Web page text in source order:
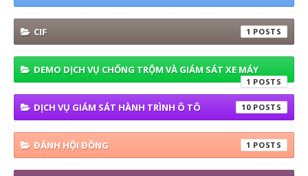
CIF 1
DEMO DỊCH VỤ CHỐNG TRỘM VÀ GIÁM SÁT XE MÁY
1
DỊCH VỤ GIÁM SÁT HÀNH TRÌNH Ô TÔ 10
ĐÁNH HỘI ĐỒNG 1